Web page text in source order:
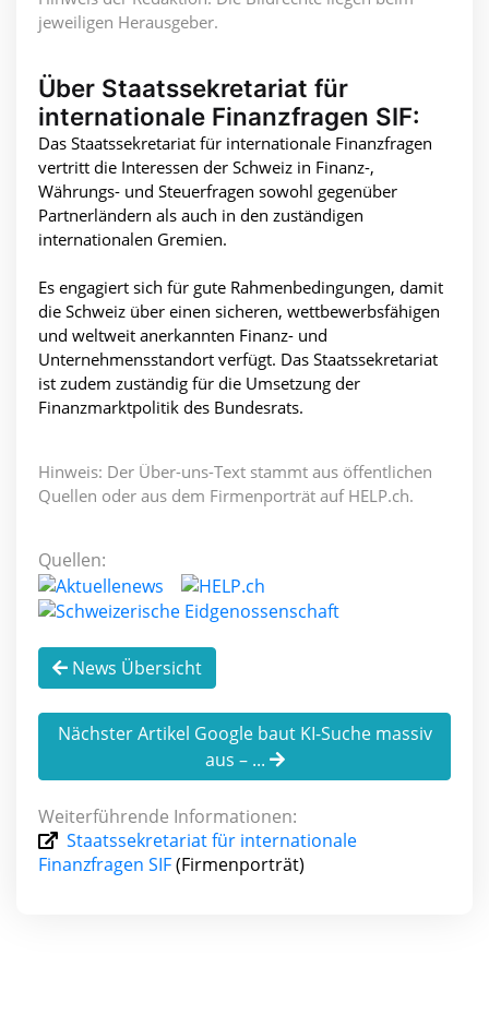
jeweiligen Herausgeber.
Über Staatssekretariat für
internationale Finanzfragen SIF:
Das Staatssekretariat für internationale Finanzfragen
vertritt die Interessen der Schweiz in Finanz-,
Währungs- und Steuerfragen sowohl gegenüber
Partnerländern als auch in den zuständigen
internationalen Gremien.
Es engagiert sich für gute Rahmenbedingungen, damit
die Schweiz über einen sicheren, wettbewerbsfähigen
und weltweit anerkannten Finanz- und
Unternehmensstandort verfügt. Das Staatssekretariat
ist zudem zuständig für die Umsetzung der
Finanzmarktpolitik des Bundesrats.
Hinweis: Der Über-uns-Text stammt aus öffentlichen
Quellen oder aus dem Firmenporträt auf HELP.ch.
Quellen:
News Übersicht
Nächster Artikel Google baut KI-Suche massiv
aus – ...
Weiterführende Informationen:
Staatssekretariat für internationale
Finanzfragen SIF(Firmenporträt)